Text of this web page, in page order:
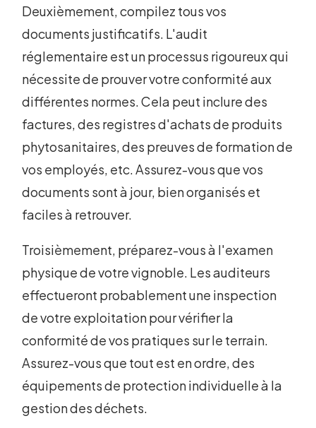
Deuxièmement, compilez tous vos
documents justificatifs. L'audit
réglementaire est un processus rigoureux qui
nécessite de prouver votre conformité aux
différentes normes. Cela peut inclure des
factures, des registres d'achats de produits
phytosanitaires, des preuves de formation de
vos employés, etc. Assurez-vous que vos
documents sont à jour, bien organisés et
faciles à retrouver.
Troisièmement, préparez-vous à l'examen
physique de votre vignoble. Les auditeurs
effectueront probablement une inspection
de votre exploitation pour vérifier la
conformité de vos pratiques sur le terrain.
Assurez-vous que tout est en ordre, des
équipements de protection individuelle à la
gestion des déchets.